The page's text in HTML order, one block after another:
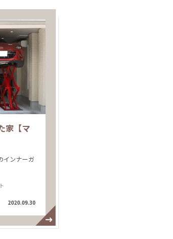
家【マ
インナーガ
2020.09.30